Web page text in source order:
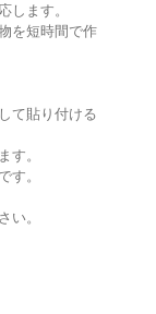
します。
を短時間で作
て貼り付ける
す。
す。
い。